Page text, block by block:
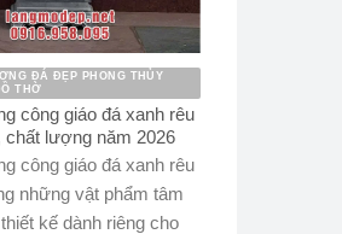
ĐÁ ĐẸP PHONG THỦY
THỜ
công giáo đá xanh rêu
chất lượng năm 2026
công giáo đá xanh rêu
những vật phẩm tâm
kế dành riêng cho